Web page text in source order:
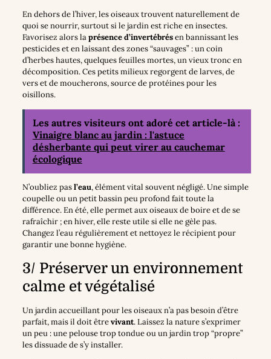
En dehors de l’hiver, les oiseaux trouvent naturellement de
quoi se nourrir, surtout si le jardin est riche en insectes.
Favorisez alors laprésence d’invertébrésen bannissant les
pesticides et en laissant des zones “sauvages” : un coin
d’herbes hautes, quelques feuilles mortes, un vieux tronc en
décomposition. Ces petits milieux regorgent de larves, de
vers et de moucherons, source de protéines pour les
oisillons.
Les autres visiteurs ont adoré cet article-là :
Vinaigre blanc au jardin : l'astuce
désherbante qui peut virer au cauchemar
écologique
N’oubliez pasl’eau, élément vital souvent négligé. Une simple
coupelle ou un petit bassin peu profond fait toute la
différence. En été, elle permet aux oiseaux de boire et de se
rafraîchir ; en hiver, elle reste utile si elle ne gèle pas.
Changez l’eau régulièrement et nettoyez le récipient pour
garantir une bonne hygiène.
3/ Préserver un environnement
calme et végétalisé
Un jardin accueillant pour les oiseaux n’a pas besoin d’être
parfait, mais il doit êtrevivant. Laissez la nature s’exprimer
un peu : une pelouse trop tondue ou un jardin trop “propre”
les dissuade de s’y installer.